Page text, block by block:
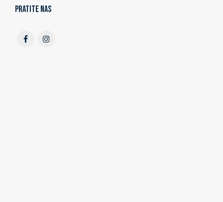
Pratite nas